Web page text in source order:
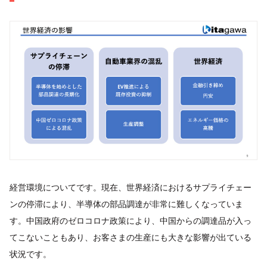
経営環境についてです。現在、世界経済におけるサプライチェー
ンの停滞により、半導体の部品調達が非常に難しくなっていま
す。中国政府のゼロコロナ政策により、中国からの調達品が入っ
てこないこともあり、お客さまの生産にも大きな影響が出ている
状況です。